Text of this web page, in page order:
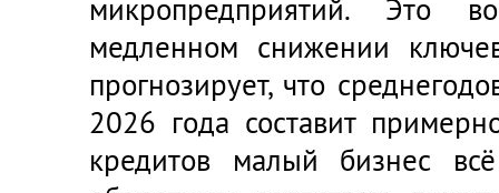
микропредприятий. Это
медленном снижении
прогнозирует, что
2026 года составит
кредитов малый бизнес